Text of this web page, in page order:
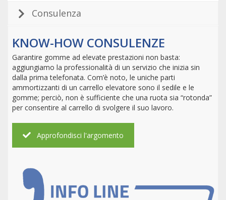
Consulenza
KNOW-HOW CONSULENZE
Garantire gomme ad elevate prestazioni non basta:
aggiungiamo la professionalità di un servizio che inizia sin
dalla prima telefonata. Com’è noto, le uniche parti
ammortizzanti di un carrello elevatore sono il sedile e le
gomme; perciò, non è sufficiente che una ruota sia “rotonda”
per consentire al carrello di svolgere il suo lavoro.
Approfondisci l'argomento